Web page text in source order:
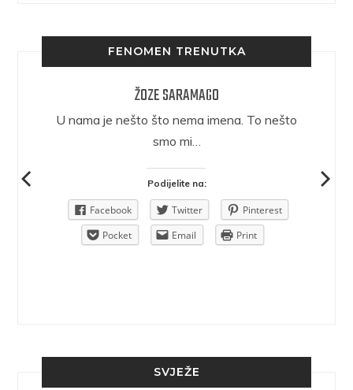
FENOMEN TRENUTKA
ŽOZE SARAMAGO
U nama je nešto što nema imena. To nešto
smo mi…
Podijelite na:
Facebook Twitter
Pinterest
Pocket
Email Print
SVJEŽE